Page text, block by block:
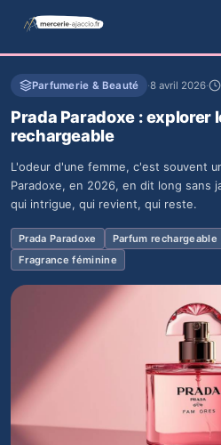
Parfumerie & Beauté ·8 avril 2026·
Prada Paradoxe : explorer
rechargeable
L'odeur d'une femme, c'est souvent
Paradoxe, en 2026, en dit long sans
qui intrigue, qui revient, qui reste.
Prada Paradoxe Parfum rechargeable
Fragrance féminine